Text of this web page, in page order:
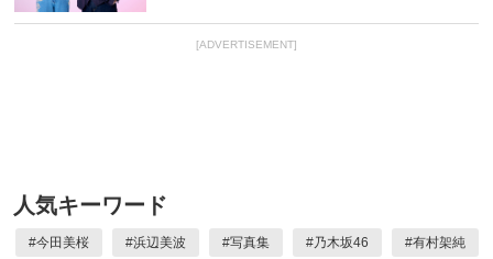
[ADVERTISEMENT]
人気キーワード
#今田美桜 #浜辺美波 #写真集 #乃木坂46 #有村架純